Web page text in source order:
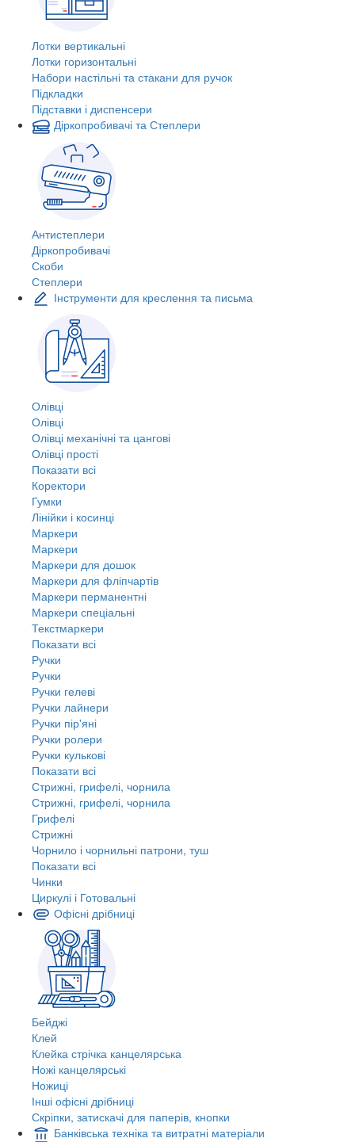
Лотки вертикальні
Лотки горизонтальні
Набори настільні та стакани для ручок
Підкладки
Підставки і диспенсери
Діркопробивачі та Степлери
Антистеплери
Діркопробивачі
Скоби
Степлери
Інструменти для креслення та письма
Олівці
Олівці
Олівці механічні та цангові
Олівці прості
Показати всі
Коректори
Гумки
Лінійки і косинці
Маркери
Маркери
Маркери для дошок
Маркери для фліпчартів
Маркери перманентні
Маркери спеціальні
Текстмаркери
Показати всі
Ручки
Ручки
Ручки гелеві
Ручки лайнери
Ручки пір'яні
Ручки ролери
Ручки кулькові
Показати всі
Стрижні, грифелі, чорнила
Стрижні, грифелі, чорнила
Грифелі
Стрижні
Чорнило і чорнильні патрони, туш
Показати всі
Чинки
Циркулі і Готовальні
Офісні дрібниці
Бейджі
Клей
Клейка стрічка канцелярська
Ножі канцелярські
Ножиці
Інші офісні дрібниці
Скріпки, затискачі для паперів, кнопки
Банківська техніка та витратні матеріали